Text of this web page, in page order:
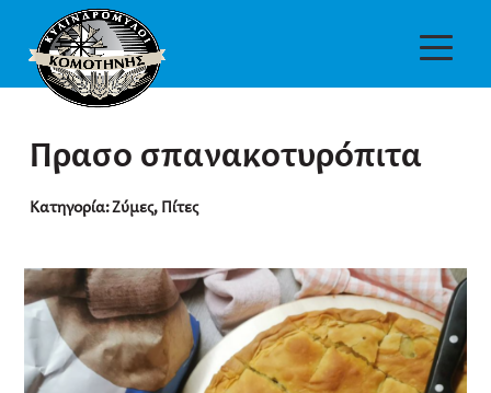
Πρασο σπανακοτυρόπιτα
Κατηγορία:Ζύμες, Πίτες